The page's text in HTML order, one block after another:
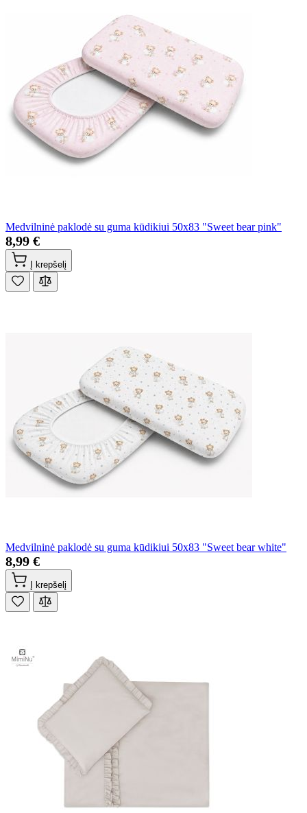
Medvilninė paklodė su guma kūdikiui 50x83 "Sweet bear pink"
8,99 €
Į krepšelį
Medvilninė paklodė su guma kūdikiui 50x83 "Sweet bear white"
8,99 €
Į krepšelį